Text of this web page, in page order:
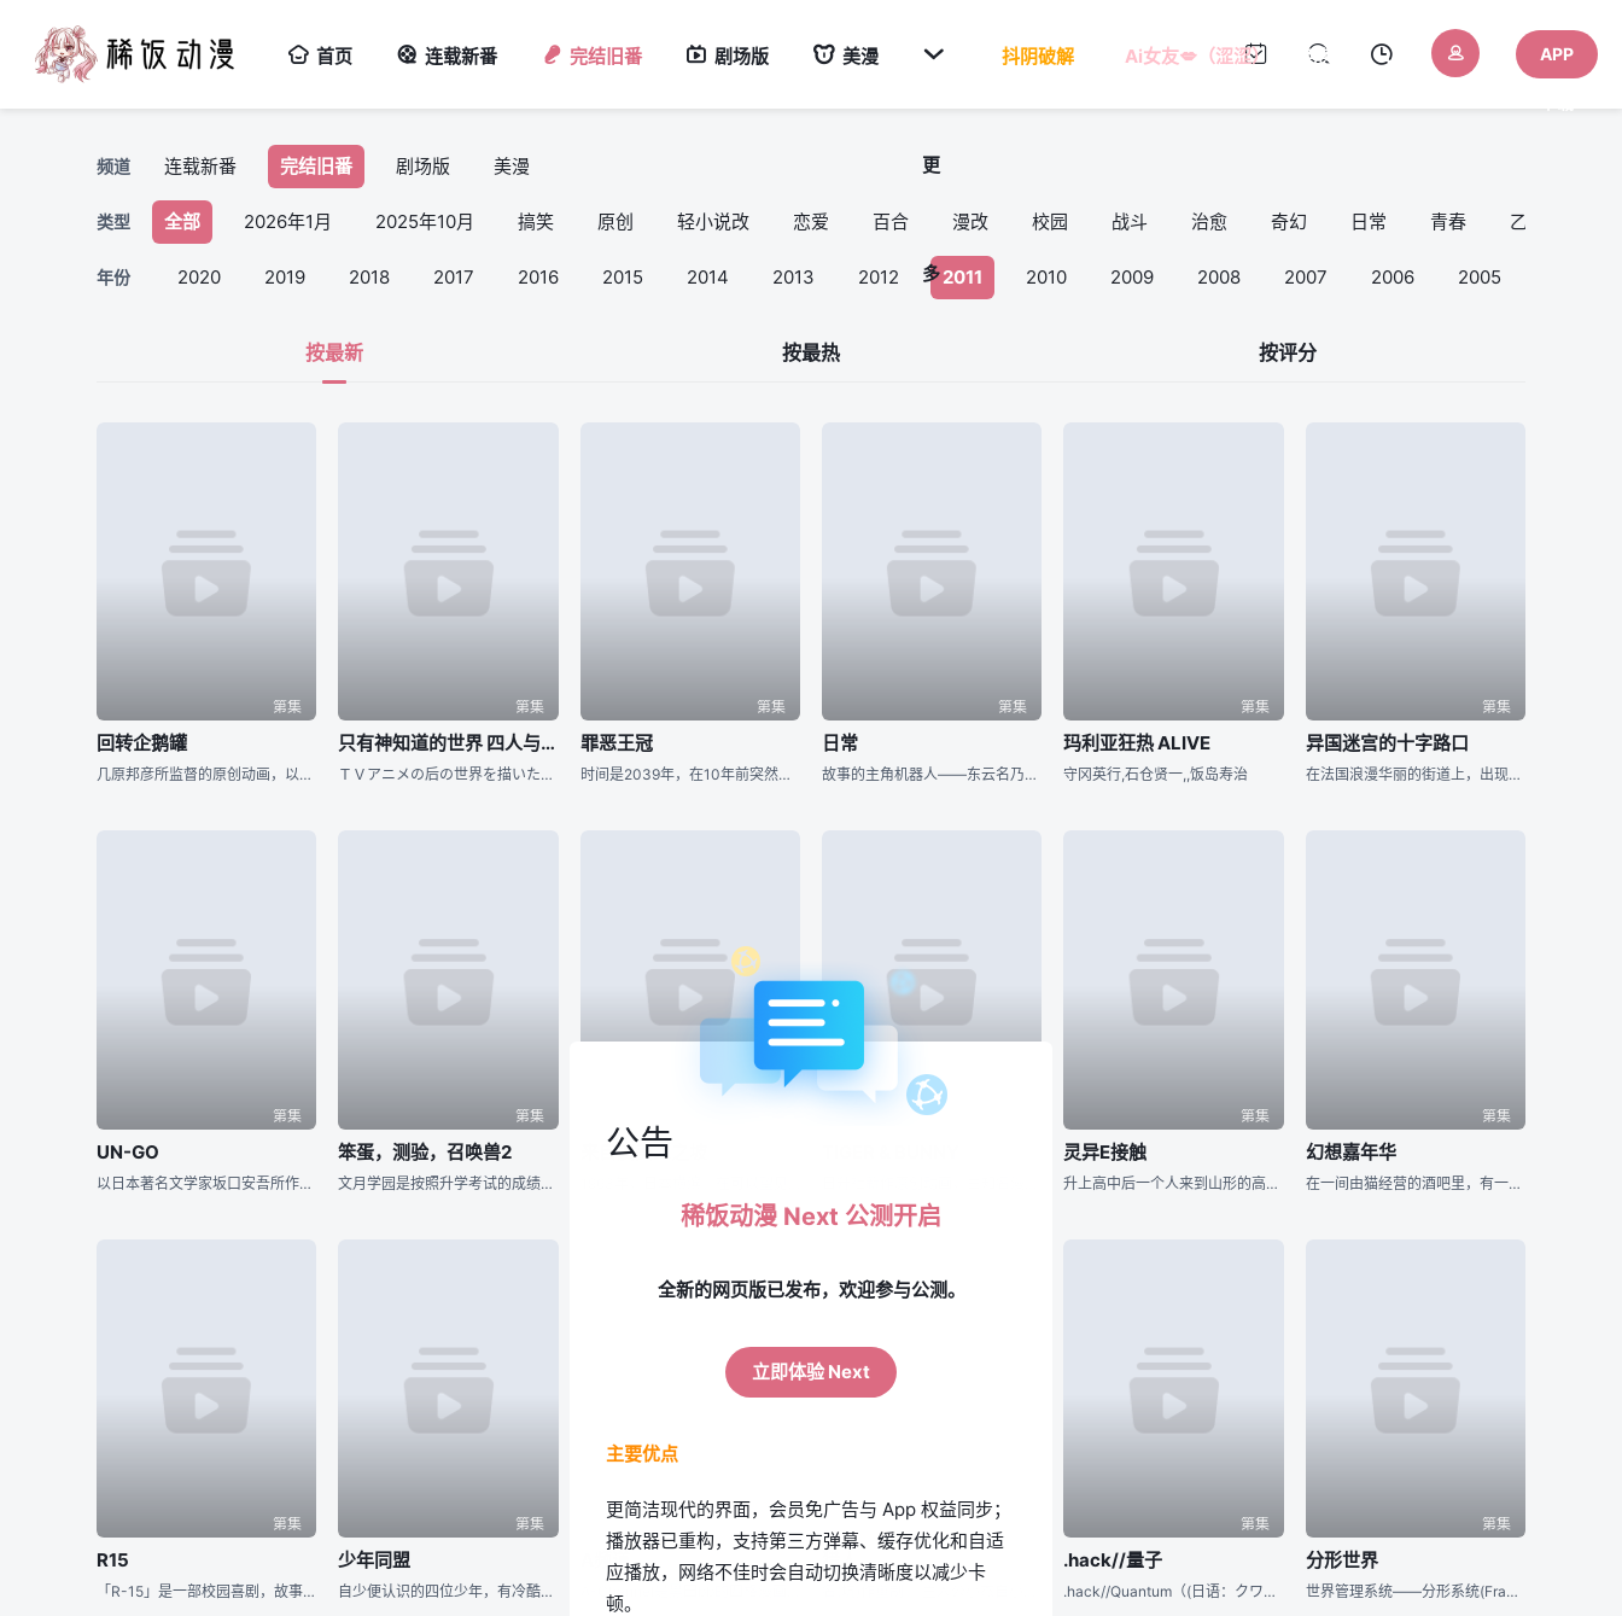
首页 连载新番 完结旧番 剧场版 美漫 
更
多
抖阴破解 Ai女友💋（涩涩） AI色色 APP
频道 连载新番 完结旧番 剧场版 美漫
类型 全部 2026年1月 2025年10月 搞笑 原创 轻小说改 恋爱 百合 漫改 校园 战斗 治愈 奇幻 日常 青春 乙女向
年份
2021 2020 2019 2018 2017 2016 2015 2014 2013 2012 2011 2010 2009 2008 2007 2006 2005
按最新 按最热 按评分
第集
回转企鹅罐
几原邦彦所监督的原创动画，以高仓家的三兄妹——双子兄弟高仓冠叶和高仓晶马，以及体弱多病的妹妹高仓阳毬为中心展开的故事。 某天兄弟二人带着时日无多的妹妹去水族馆游玩，久未外出的阳毬在人群中忽然倒下气绝
第集
只有神知道的世界 四人与偶像
ＴＶアニメの后の世界を描いた完全新作ＯＶＡがコミックス１４巻に付いてくる!! 新たなＯＰ、ＥＤを携えて桂马が、エルシィが大活跃!! 気になるストーリーは、かつて桂马が攻略した少女、ちひろが结成したガー
第集
罪恶王冠
时间是2039年，在10年前突然爆发的“末日病毒”使日本陷入无政府的混乱状态，被跨国组织GHQ武力介入并统治。在日后被称为“失落圣诞”（Lost X&#39;mas）的此次事件之后，日本丧失了独立主权
第集
日常
故事的主角机器人——东云名乃，一直憧憬成为一名普通的女生，却因为背上的发条而感到自卑，在被自称为博士的8岁萝莉胡乱改造之后，每次都无可奈何地感到自己与“普通女生”的距离越来越远了。除了萝莉博士外，故事
第集
玛利亚狂热 ALIVE
守冈英行,石仓贤一,,饭岛寿治
第集
异国迷宫的十字路口
在法国浪漫华丽的街道上，出现了一个身着红色和服的黑发少女，她的身影与环境格格不入，却又散发着让人无法移开视线的魅力。 这名和服少女叫做汤音，从日本长崎远道而来的她希望能够在法国找到一份称心的工作。
第集
UN-GO
以日本著名文学家坂口安吾所作《明治开化安吾捕物帖》为蓝本，将这部时代剧作品放置在近未来舞台大胆重现的原创作品，讲述侦探二人组：被称为最后的名侦探的结城新十郎，以及他的搭档——不可思议的美少年因果的故事
第集
笨蛋，测验，召唤兽2
文月学园是按照升学考试的成绩严格分班。集中优等生的A班有着可调节后倾角度的斜靠椅和空调设备，成绩最差的F班只有破烂的矮饭桌和腐烂的榻榻米。F班学生吉井明久为了暗自憧憬的活力少女姫路瑞希，以F班的代表坂
来自虞美人之坡
第集
灵异E接触
升上高中后一个人来到山形的高中生筒井雪隆住进了学生附近的宿舍，却发自己的租处已被入侵，里面有个自称自己是外星人的失忆男子。本来打算将他赶出去，但是在同情心及对方的说服下开始相信他是外星人并和他同居。安
第集
幻想嘉年华
在一间由猫经营的酒吧里，有一群猫在谈话。从他们的言谈之间可以隐约得知，一场可能会打破时空之间界限的狂凶之盛宴即将到来。 冬木市再度举行了让魔术师为之疯狂得“圣杯争霸战”，参与争夺的卫宫士郎、Sabe
第集
R15
「R-15」是一部校园喜剧，故事的舞台为以云集天才为宗旨的“私立闪学园”，讲述15岁的主角芥川丈途于学园里引起的一切误会、搞笑及糟糕事。正所谓天生我才必有用，每个人只要努力就一定能够找到属于自己的才能
第集
少年同盟
自少便认识的四位少年，有冷酷的双胞胎哥哥浅羽悠太、脱线的双胞胎弟弟浅羽佑希、学年首位的优等生班长冢原要、长着一张女生脸，个性温和的松冈春，这四名少年自少便组成一个属于他们的圈子，常常也因为一些很小或常
第集
A频道
第集
猎人
第集
.hack//量子
.hack//Quantum（(日语：クワンタム），是继2003年动画.hack//黄昏的腕轮传说和2006年动画.hack//Roots后的OVA动画，.hack//Link的2年后（2022 年）
第集
分形世界
世界管理系统——分形系统(Fractal System)使人类摆脱了工作的烦恼，踏入乐园世纪。 千年之后的未来，已经没有人能够解析这个系统。然而大多数的人相信，只要分形系统持续运作，就能维持人类恒久
公告
稀饭动漫 Next 公测开启
全新的网页版已发布，欢迎参与公测。
立即体验 Next
主要优点
更简洁现代的界面，会员免广告与 App 权益同步；
播放器已重构，支持第三方弹幕、缓存优化和自适
应播放，网络不佳时会自动切换清晰度以减少卡
顿。